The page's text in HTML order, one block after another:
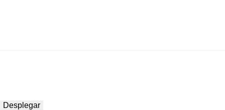
Desplegar